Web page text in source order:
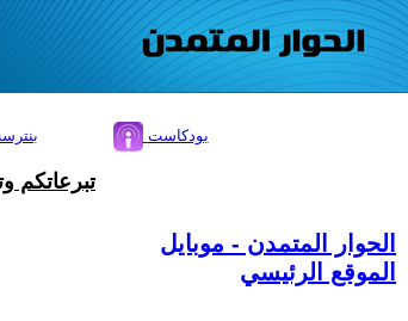
بودكاست
تبرعاتكم
الحوار المتمدن - موبايل
الموقع الرئيسي